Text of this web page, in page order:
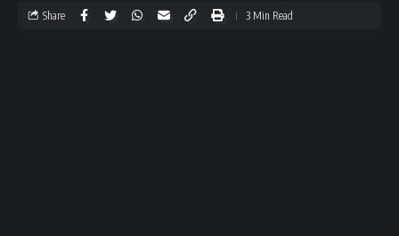
Share 3 Min Read